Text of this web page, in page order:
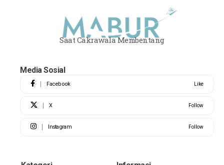
Saat Cakrawala Membentang
Media Sosial
Facebook Like
X Follow
Instagram Follow